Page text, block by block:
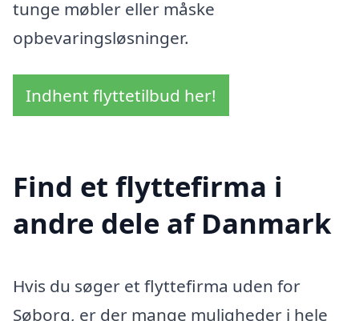
tunge møbler eller måske
opbevaringsløsninger.
Indhent flyttetilbud her!
Find et flyttefirma i
andre dele af Danmark
Hvis du søger et flyttefirma uden for
Søborg, er der mange muligheder i hele